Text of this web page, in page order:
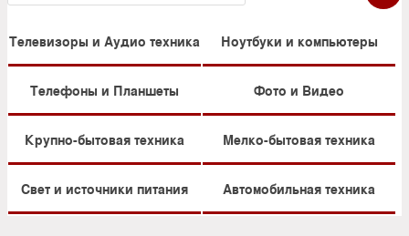
Телевизоры и Аудио техника Ноутбуки и компьютеры
Телефоны и Планшеты Фото и Видео
Крупно-бытовая техника Мелко-бытовая техника
Свет и источники питания Автомобильная техника